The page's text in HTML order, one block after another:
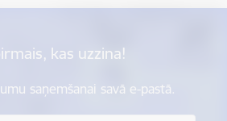
kas uzzina!
saņemšanai savā e-pastā.